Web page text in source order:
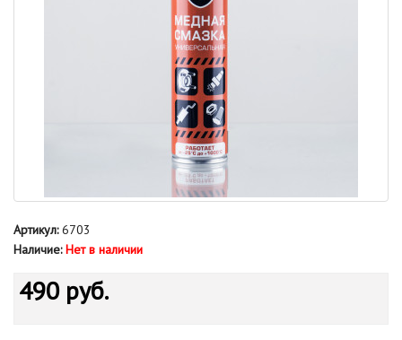
Артикул:6703
Наличие: Нет в наличии
490 руб.